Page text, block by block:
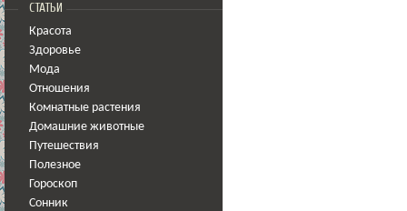
СТАТЬИ
Красота
Здоровье
Мода
Отношения
Комнатные растения
Домашние животные
Путешествия
Полезное
Гороскоп
Сонник